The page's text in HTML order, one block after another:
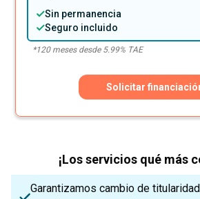
Sin permanencia
Seguro incluido
*120meses desde 5.99% TAE
Solicitar
¡Los servicios qué más
Garantizamos cambio de